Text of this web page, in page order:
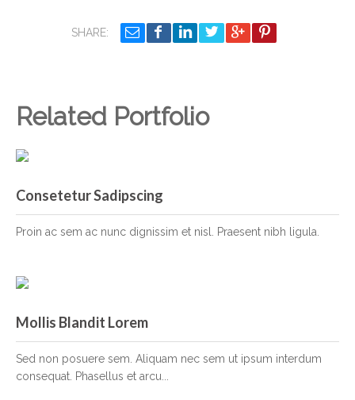
SHARE:
Related Portfolio
Consetetur Sadipscing
Proin ac sem ac nunc dignissim et nisl. Praesent nibh ligula.
Mollis Blandit Lorem
Sed non posuere sem. Aliquam nec sem ut ipsum interdum
consequat. Phasellus et arcu...